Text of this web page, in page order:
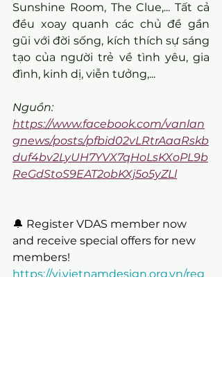
Sunshine Room, The Clue,... Tất cả
đều xoay quanh các chủ đề gần
gũi với đời sống, kích thích sự sáng
tạo của người trẻ về tình yêu, gia
đình, kinh dị, viễn tưởng,...
Nguồn:
https://www.facebook.com/vanlan
gnews/posts/pfbid02vLRtrAaaRskb
duf4bv2LyUH7YVX7qHoLsKXoPL9b
ReGdStoS9EAT2obKXj5o5yZLl
🔔 Register VDAS member now
and receive special offers for new
members!
https://vi.vietnamdesign.org.vn/reg